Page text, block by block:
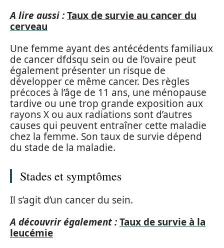
A lire aussi :Taux de survie au cancer du
cerveau
Une femme ayant des antécédents familiaux
de cancer dfdsqu sein ou de l’ovaire peut
également présenter un risque de
développer ce même cancer. Des règles
précoces à l’âge de 11 ans, une ménopause
tardive ou une trop grande exposition aux
rayons X ou aux radiations sont d’autres
causes qui peuvent entraîner cette maladie
chez la femme. Son taux de survie dépend
du stade de la maladie.
Stades et symptômes
Il s’agit d’un cancer du sein.
A découvrir également :Taux de survie à la
leucémie